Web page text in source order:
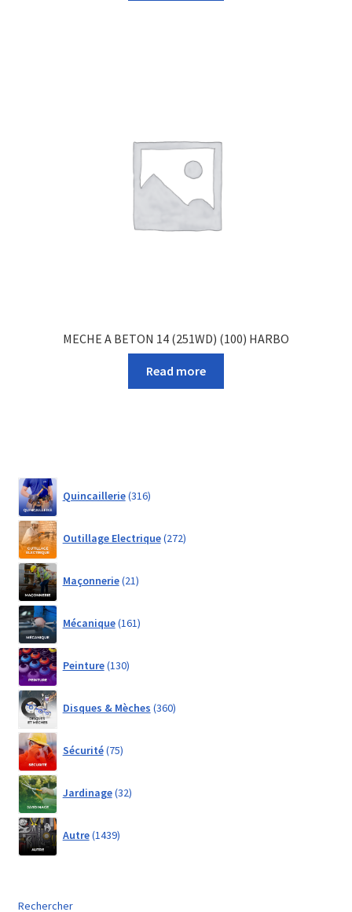
MECHE A BETON 14 (251WD) (100) HARBO
Read more
Quincaillerie 316products
Outillage Electrique 272products
Maçonnerie 21products
Mécanique 161products
Peinture 130products
Disques & Mèches 360products
Sécurité 75products
Jardinage 32products
Autre 1439products
Rechercher